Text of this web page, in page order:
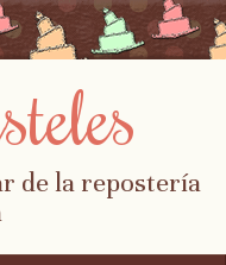
de la repostería